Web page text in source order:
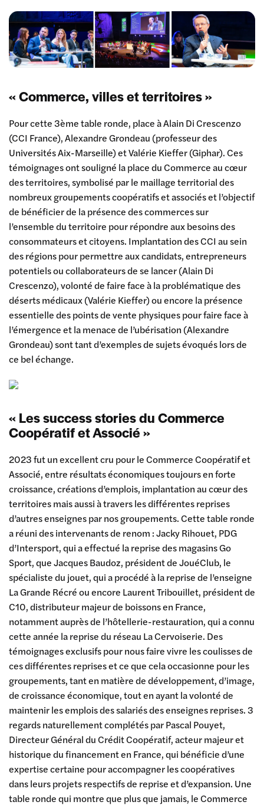
« Commerce, villes et territoires »
Pour cette 3ème table ronde, place à Alain Di Crescenzo
(CCI France), Alexandre Grondeau (professeur des
Universités Aix-Marseille) et Valérie Kieffer (Giphar). Ces
témoignages ont souligné la place du Commerce au cœur
des territoires, symbolisé par le maillage territorial des
nombreux groupements coopératifs et associés et l’objectif
de bénéficier de la présence des commerces sur
l’ensemble du territoire pour répondre aux besoins des
consommateurs et citoyens. Implantation des CCI au sein
des régions pour permettre aux candidats, entrepreneurs
potentiels ou collaborateurs de se lancer (Alain Di
Crescenzo), volonté de faire face à la problématique des
déserts médicaux (Valérie Kieffer) ou encore la présence
essentielle des points de vente physiques pour faire face à
l’émergence et la menace de l’ubérisation (Alexandre
Grondeau) sont tant d’exemples de sujets évoqués lors de
ce bel échange.
« Les success stories du Commerce
Coopératif et Associé »
2023 fut un excellent cru pour le Commerce Coopératif et
Associé, entre résultats économiques toujours en forte
croissance, créations d’emplois, implantation au cœur des
territoires mais aussi à travers les différentes reprises
d’autres enseignes par nos groupements. Cette table ronde
a réuni des intervenants de renom : Jacky Rihouet, PDG
d’Intersport, qui a effectué la reprise des magasins Go
Sport, que Jacques Baudoz, président de JouéClub, le
spécialiste du jouet, qui a procédé à la reprise de l’enseigne
La Grande Récré ou encore Laurent Tribouillet, président de
C10, distributeur majeur de boissons en France,
notamment auprès de l’hôtellerie-restauration, qui a connu
cette année la reprise du réseau La Cervoiserie. Des
témoignages exclusifs pour nous faire vivre les coulisses de
ces différentes reprises et ce que cela occasionne pour les
groupements, tant en matière de développement, d’image,
de croissance économique, tout en ayant la volonté de
maintenir les emplois des salariés des enseignes reprises. 3
regards naturellement complétés par Pascal Pouyet,
Directeur Général du Crédit Coopératif, acteur majeur et
historique du financement en France, qui bénéficie d’une
expertise certaine pour accompagner les coopératives
dans leurs projets respectifs de reprise et d’expansion. Une
table ronde qui montre que plus que jamais, le Commerce